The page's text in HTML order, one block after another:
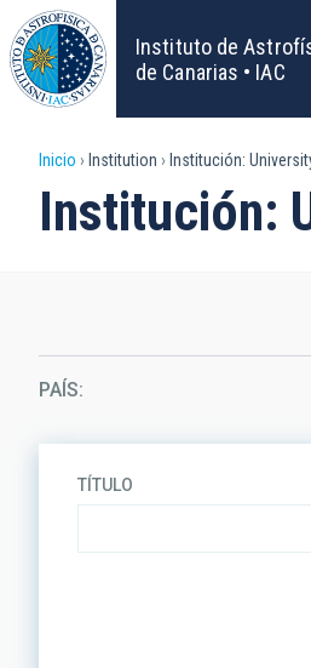
Pasar
al
contenido
principal
Instituto de
de Canarias • IAC
Sobrescribir
enlaces
a
la
navegación
Inicio Institution Institución:
Institución:
PAÍS
TÍTULO